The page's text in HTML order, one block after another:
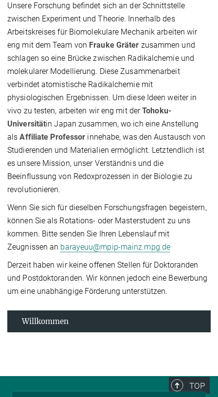
Unsere Forschung befindet sich an der Schnittstelle
zwischen Experiment und Theorie. Innerhalb des
Arbeitskreises für Biomolekulare Mechanik arbeiten wir
eng mit dem Team von Frauke Gräter zusammen und
schlagen so eine Brücke zwischen Radikalchemie und
molekularer Modellierung. Diese Zusammenarbeit
verbindet atomistische Radikalchemie mit
physiologischen Ergebnissen. Um diese Ideen weiter in
vivo zu testen, arbeiten wir eng mit derTohoku-
Universitätin Japan zusammen, wo ich eine Anstellung
alsAffiliate Professor innehabe, was den Austausch von
Studierenden und Materialien ermöglicht. Letztendlich ist
es unsere Mission, unser Verständnis und die
Beeinflussung von Redoxprozessen in der Biologie zu
revolutionieren.
Wenn Sie sich für dieselben Forschungsfragen begeistern,
können Sie als Rotations- oder Masterstudent zu uns
kommen. Bitte senden Sie Ihren Lebenslauf mit
Zeugnissen an barayeuu@mpip-mainz.mpg.de
Derzeit haben wir keine offenen Stellen für Doktoranden
und Postdoktoranden. Wir können jedoch eine Bewerbung
um eine unabhängige Förderung unterstützen.
Willkommen
TOP